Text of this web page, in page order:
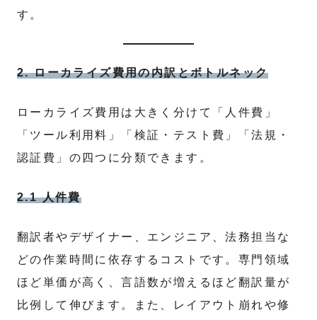
す。
2. ローカライズ費用の内訳とボトルネック
ローカライズ費用は大きく分けて「人件費」
「ツール利用料」「検証・テスト費」「法規・
認証費」の四つに分類できます。
2.1 人件費
翻訳者やデザイナー、エンジニア、法務担当な
どの作業時間に依存するコストです。専門領域
ほど単価が高く、言語数が増えるほど翻訳量が
比例して伸びます。また、レイアウト崩れや修